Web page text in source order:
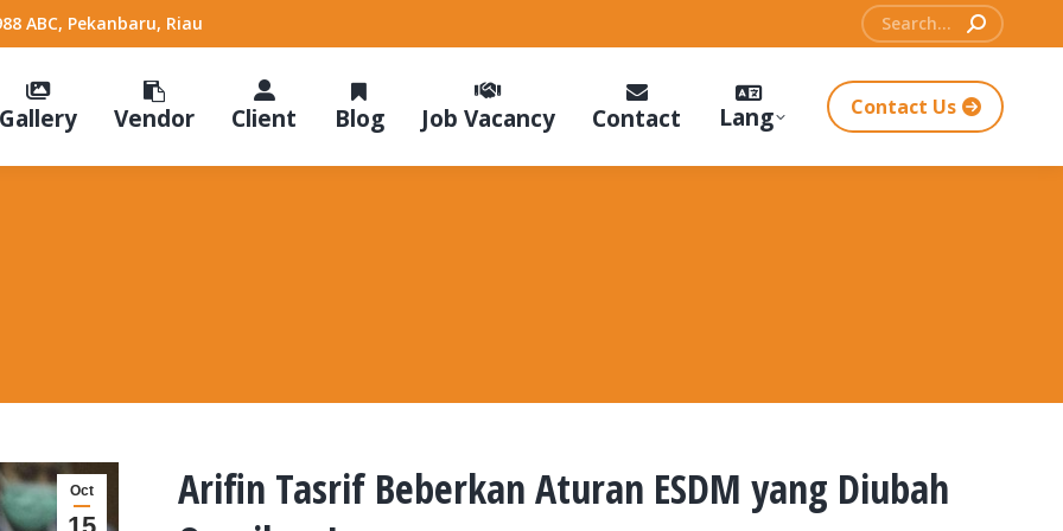
ABC, Pekanbaru, Riau Search:
Gallery Vendor Client Blog Job Vacancy Contact Lang Contact Us
Oct
Arifin Tasrif Beberkan Aturan ESDM yang Diubah